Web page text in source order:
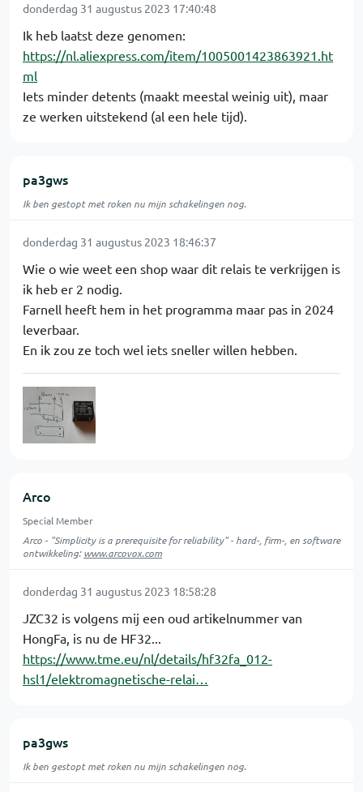
donderdag 31 augustus 2023 17:40:48
Ik heb laatst deze genomen:
https://nl.aliexpress.com/item/1005001423863921.ht
ml
Iets minder detents (maakt meestal weinig uit), maar
ze werken uitstekend (al een hele tijd).
pa3gws
Ik ben gestopt met roken nu mijn schakelingen nog.
donderdag 31 augustus 2023 18:46:37
Wie o wie weet een shop waar dit relais te verkrijgen is
ik heb er 2 nodig.
Farnell heeft hem in het programma maar pas in 2024
leverbaar.
En ik zou ze toch wel iets sneller willen hebben.
Arco
Special Member
Arco - "Simplicity is a prerequisite for reliability" - hard-, firm-, en software
ontwikkeling:www.arcovox.com
donderdag 31 augustus 2023 18:58:28
JZC32 is volgens mij een oud artikelnummer van
HongFa, is nu de HF32...
https://www.tme.eu/nl/details/hf32fa_012-
hsl1/elektromagnetische-relai…
pa3gws
Ik ben gestopt met roken nu mijn schakelingen nog.